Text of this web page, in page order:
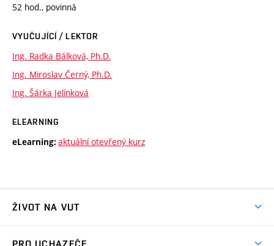
52 hod., povinná
VYUČUJÍCÍ / LEKTOR
Ing. Radka Bálková, Ph.D.
Ing. Miroslav Černý, Ph.D.
Ing. Šárka Jelínková
ELEARNING
eLearning: aktuální otevřený kurz
ŽIVOT NA VUT